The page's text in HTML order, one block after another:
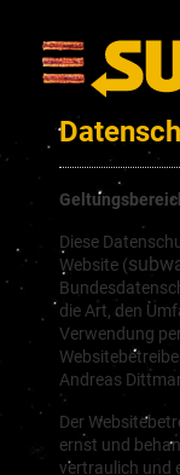
Diese
Website (
die Art, den
Verwendung
Andreas
Der
ernst und
vertraulich und